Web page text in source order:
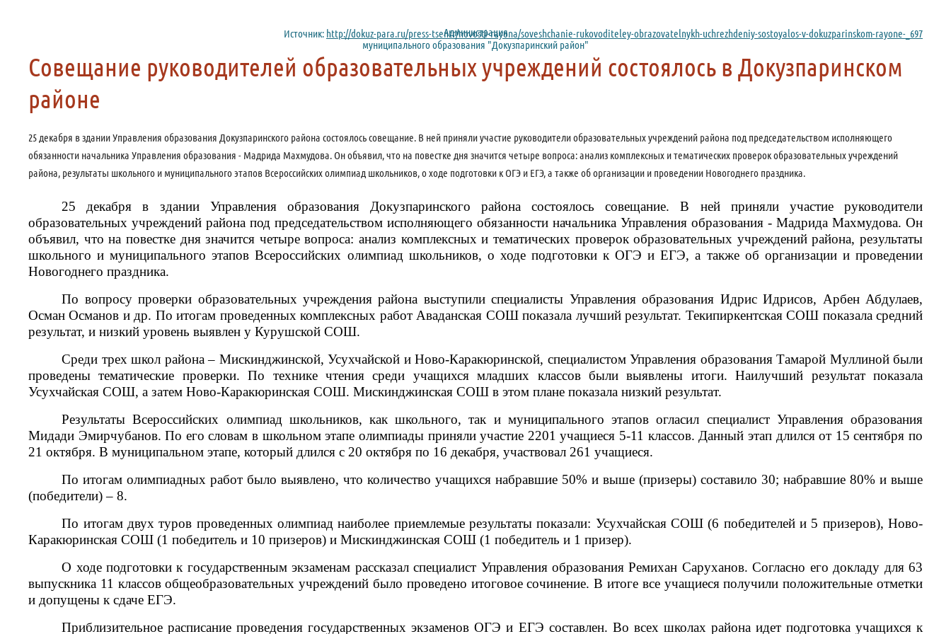
Источник: http://dokuz-para.ru/press-tsentr/novosti-rayona/soveshchanie-rukovoditeley-obrazovatelnykh-uchrezhdeniy-sostoyalos-v-dokuzparinskom-rayone-_697
Администрация
муниципального образования "Докузпаринский район"
Совещание руководителей образовательных учреждений состоялось в Докузпаринском
районе
25 декабря в здании Управления образования Докузпаринского района состоялось совещание. В ней приняли участие руководители образовательных учреждений района под председательством исполняющего
обязанности начальника Управления образования - Мадрида Махмудова. Он объявил, что на повестке дня значится четыре вопроса: анализ комплексных и тематических проверок образовательных учреждений
района, результаты школьного и муниципального этапов Всероссийских олимпиад школьников, о ходе подготовки к ОГЭ и ЕГЭ, а также об организации и проведении Новогоднего праздника.
25 декабря в здании Управления образования Докузпаринского района состоялось совещание. В ней приняли участие руководители
образовательных учреждений района под председательством исполняющего обязанности начальника Управления образования - Мадрида Махмудова. Он
объявил, что на повестке дня значится четыре вопроса: анализ комплексных и тематических проверок образовательных учреждений района, результаты
школьного и муниципального этапов Всероссийских олимпиад школьников, о ходе подготовки к ОГЭ и ЕГЭ, а также об организации и проведении
Новогоднего праздника.
По вопросу проверки образовательных учреждения района выступили специалисты Управления образования Идрис Идрисов, Арбен Абдулаев,
Осман Османов и др. По итогам проведенных комплексных работ Аваданская СОШ показала лучший результат. Текипиркентская СОШ показала средний
результат, и низкий уровень выявлен у Курушской СОШ.
Среди трех школ района – Мискинджинской, Усухчайской и Ново-Каракюринской, специалистом Управления образования Тамарой Муллиной были
проведены тематические проверки. По технике чтения среди учащихся младших классов были выявлены итоги. Наилучший результат показала
Усухчайская СОШ, а затем Ново-Каракюринская СОШ. Мискинджинская СОШ в этом плане показала низкий результат.
Результаты Всероссийских олимпиад школьников, как школьного, так и муниципального этапов огласил специалист Управления образования
Мидади Эмирчубанов. По его словам в школьном этапе олимпиады приняли участие 2201 учащиеся 5-11 классов. Данный этап длился от 15 сентября по
21 октября. В муниципальном этапе, который длился с 20 октября по 16 декабря, участвовал 261 учащиеся.
По итогам олимпиадных работ было выявлено, что количество учащихся набравшие 50% и выше (призеры) составило 30; набравшие 80% и выше
(победители) – 8.
По итогам двух туров проведенных олимпиад наиболее приемлемые результаты показали: Усухчайская СОШ (6 победителей и 5 призеров), Ново-
Каракюринская СОШ (1 победитель и 10 призеров) и Мискинджинская СОШ (1 победитель и 1 призер).
О ходе подготовки к государственным экзаменам рассказал специалист Управления образования Ремихан Саруханов. Согласно его докладу для 63
выпускника 11 классов общеобразовательных учреждений было проведено итоговое сочинение. В итоге все учащиеся получили положительные отметки
и допущены к сдаче ЕГЭ.
Приблизительное расписание проведения государственных экзаменов ОГЭ и ЕГЭ составлен. Во всех школах района идет подготовка учащихся к